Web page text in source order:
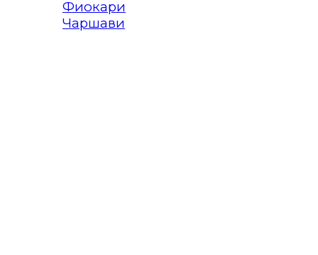
Фиокари
Чаршави